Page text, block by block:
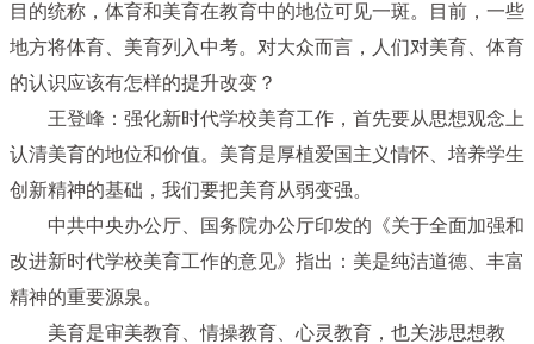
目的统称，体育和美育在教育中的地位可见一斑。目前，一些
地方将体育、美育列入中考。对大众而言，人们对美育、体育
的认识应该有怎样的提升改变？
王登峰：强化新时代学校美育工作，首先要从思想观念上
认清美育的地位和价值。美育是厚植爱国主义情怀、培养学生
创新精神的基础，我们要把美育从弱变强。
中共中央办公厅、国务院办公厅印发的《关于全面加强和
改进新时代学校美育工作的意见》指出：美是纯洁道德、丰富
精神的重要源泉。
美育是审美教育、情操教育、心灵教育，也关涉思想教